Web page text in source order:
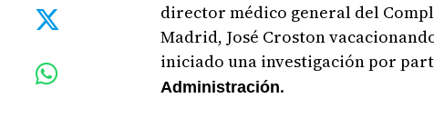
director médico general del
Madrid, José Croston
iniciado una investigación por
Administración.